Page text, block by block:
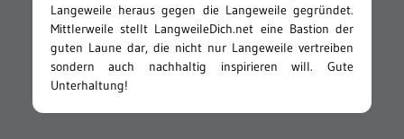
Langeweile heraus gegen die Langeweile gegründet.
Mittlerweile stellt LangweileDich.net eine Bastion der
guten Laune dar, die nicht nur Langeweile vertreiben
sondern auch nachhaltig inspirieren will. Gute
Unterhaltung!